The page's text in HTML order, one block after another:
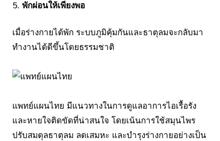
พักผ่อนให้เพียงพอ
เมื่อร่างกายได้พัก ระบบภูมิคุ้มกันและธาตุลมจะกลับมา
ทำงานได้ดีขึ้นโดยธรรมชาติ
แพทย์แผนไทย มีแนวทางในการดูแลอาการไอเรื้อรัง
และหายใจติดขัดที่น่าสนใจ โดยเน้นการใช้สมุนไพร
ปรับสมดุลธาตุลม ลดเสมหะ และบำรุงร่างกายอย่างเป็น